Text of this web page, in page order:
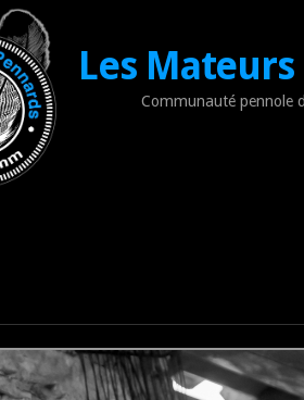
Les
Communauté pennole